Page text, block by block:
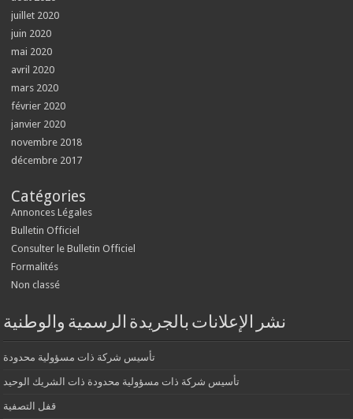
juillet 2020
juin 2020
mai 2020
avril 2020
mars 2020
février 2020
janvier 2020
novembre 2018
décembre 2017
Catégories
Annonces Légales
Bulletin Officiel
Consulter le Bulletin Officiel
Formalités
Non classé
نشر الإعلانات بالجريدة الرسمية والوطنية
تأسيس شركة ذات مسؤولية محدودة
تأسيس شركة ذات مسؤولية محدودة ذات الشريك الوحيد
قفل التصفية